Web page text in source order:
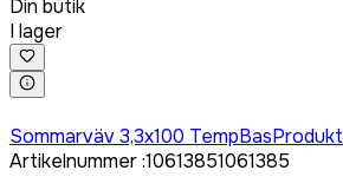
Din butik
I lager
Sommarväv 3,3x100 TempBasProdukt
Artikelnummer:10613851061385